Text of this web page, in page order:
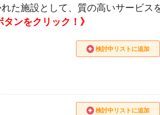
た施設として、質の高いサービス
ンをクリック！》
検討中リストに追加
検討中リストに追加